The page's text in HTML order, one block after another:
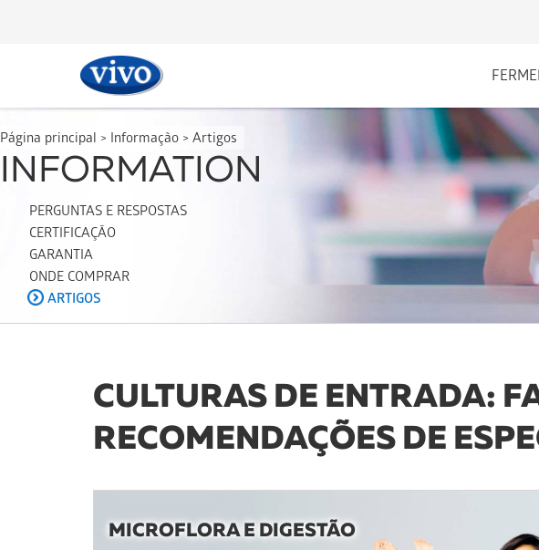
Página principal > Informação > Artigos
INFORMATION
PERGUNTAS E RESPOSTAS
CERTIFICAÇÃO
GARANTIA
ONDE COMPRAR
ARTIGOS
CULTURAS DE ENTRADA:
RECOMENDAÇÕES DE
MICROFLORA E DIGESTÃO